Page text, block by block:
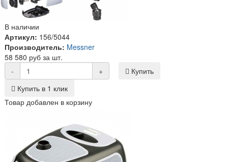
В наличии
Артикул: 156/5044
Производитель: Messner
58 580 руб за шт.
-
+
Купить
Купить в 1 клик
Товар добавлен в корзину